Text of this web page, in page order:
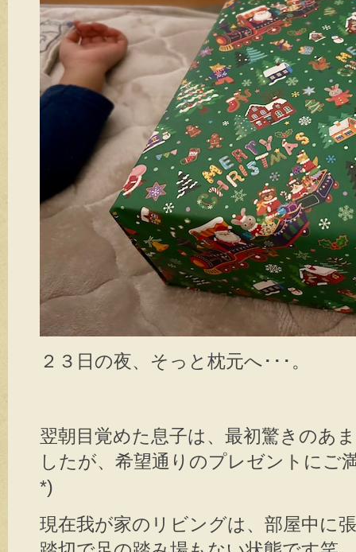
２３日の夜、そっと枕元へ･･･。
翌朝目覚めた息子は、最初驚きのあ
したが、希望通りのプレゼントにご
*)
現在我が家のリビングは、部屋中に